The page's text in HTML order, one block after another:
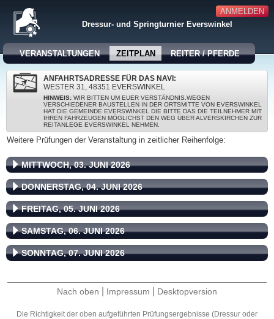
ANMELDEN
Dressur- und Springturnier Everswinkel
VERANSTALTUNGEN ZEITPLAN REITER / PFERDE
ANFAHRTSADRESSE FÜR DAS NAVI:
WESTER 31, 48351 EVERSWINKEL
HINWEIS: WIR BITTEN UM EUER VERSTÄNDNIS.WEGEN
VERSCHIEDENER BAUSTELLEN IN DER ORTSMITTE VON EVERSWINKEL
HAT DIE GEMEINDE EVERSWINKEL DIE BITTE DAS DIE TEILNEHMER MIT
IHREN FAHRZEUGEN MÖGLICHST DEN WEG ÜBER ALVERSKIRCHEN ZUR
REITANLEGE EVERSWINKEL NEHMEN.
Weitere Prüfungen der Veranstaltung in zeitlicher Reihenfolge:
MITTWOCH, 03. JUNI 2026
DONNERSTAG, 04. JUNI 2026
FREITAG, 05. JUNI 2026
SAMSTAG, 06. JUNI 2026
SONNTAG, 07. JUNI 2026
Nach oben Impressum Desktopversion
Die Richtigkeit der oben aufgeführten Prüfungsergebnisse (Dressur oder